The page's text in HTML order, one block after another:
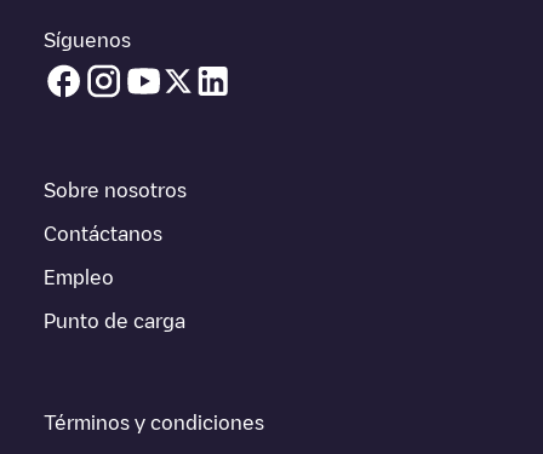
para vehículos eléctricos cercanas, así como si están en un
parking, en superficie y la distancia en KM a la que están.
- 01está disponible, así como las indicaciones de acceso en
las instrucciones necesarias para que puedas realizar
Vilanova i la GeltrúLEROY MERLIN - Vilanova - 01
Si este cargador deVilanova i la Geltrú
Síguenos
Sobre nosotros
Contáctanos
Empleo
Punto de carga
Términos y condiciones